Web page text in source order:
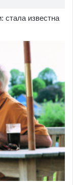
стала известна